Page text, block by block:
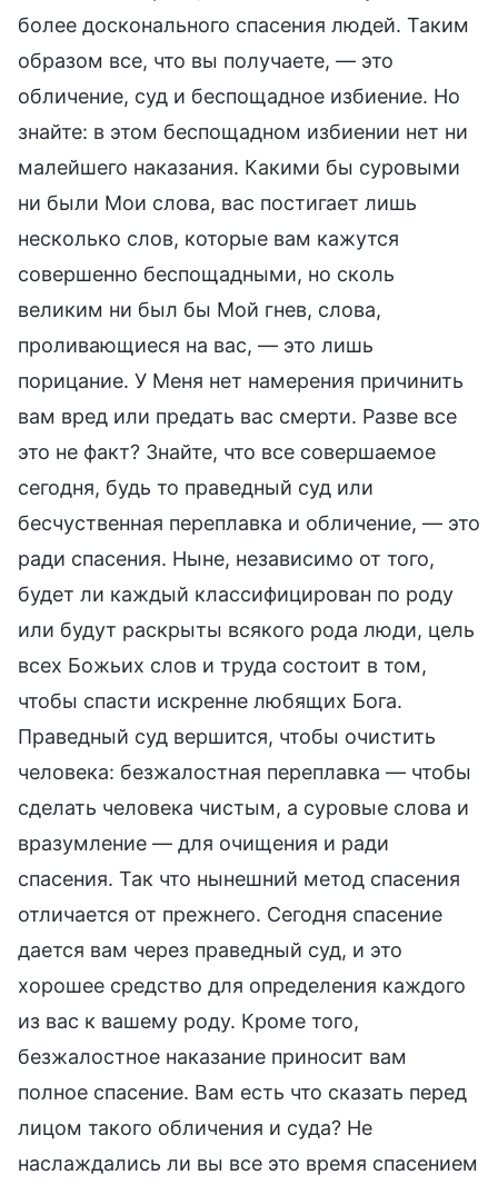
более досконального спасения людей. Таким
образом все, что вы получаете, — это
обличение, суд и беспощадное избиение. Но
знайте: в этом беспощадном избиении нет ни
малейшего наказания. Какими бы суровыми
ни были Мои слова, вас постигает лишь
несколько слов, которые вам кажутся
совершенно беспощадными, но сколь
великим ни был бы Мой гнев, слова,
проливающиеся на вас, — это лишь
порицание. У Меня нет намерения причинить
вам вред или предать вас смерти. Разве все
это не факт? Знайте, что все совершаемое
сегодня, будь то праведный суд или
бесчуственная переплавка и обличение, — это
ради спасения. Ныне, независимо от того,
будет ли каждый классифицирован по роду
или будут раскрыты всякого рода люди, цель
всех Божьих слов и труда состоит в том,
чтобы спасти искренне любящих Бога.
Праведный суд вершится, чтобы очистить
человека: безжалостная переплавка — чтобы
сделать человека чистым, а суровые слова и
вразумление — для очищения и ради
спасения. Так что нынешний метод спасения
отличается от прежнего. Сегодня спасение
дается вам через праведный суд, и это
хорошее средство для определения каждого
из вас к вашему роду. Кроме того,
безжалостное наказание приносит вам
полное спасение. Вам есть что сказать перед
лицом такого обличения и суда? Не
наслаждались ли вы все это время спасением